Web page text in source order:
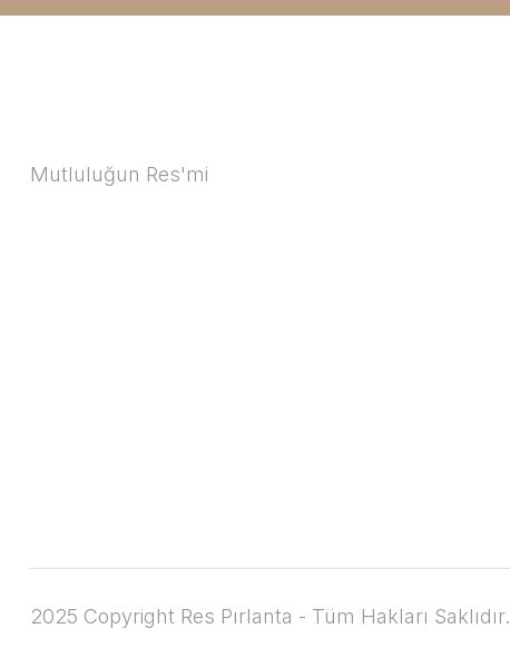
Mutluluğun Res'mi
2025 Copyright Res Pırlanta - Tüm Hakları Saklıdır.